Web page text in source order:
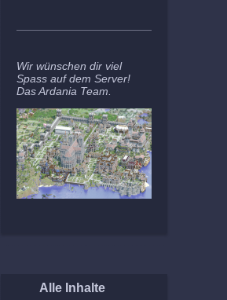
Wir wünschen dir viel
Spass auf dem Server!
Das Ardania Team.
Alle Inhalte